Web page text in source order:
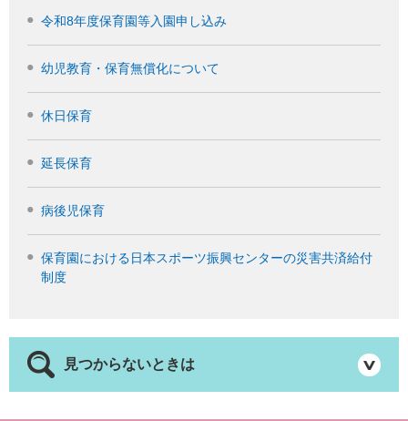
令和8年度保育園等入園申し込み
幼児教育・保育無償化について
休日保育
延長保育
病後児保育
保育園における日本スポーツ振興センターの災害共済給付
制度
見つからないときは